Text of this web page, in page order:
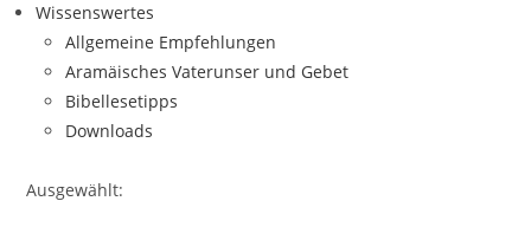
Wissenswertes
Allgemeine Empfehlungen
Aramäisches Vaterunser und Gebet
Bibellesetipps
Downloads
Ausgewählt: